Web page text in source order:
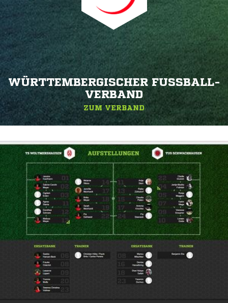
WÜRTTEMBERGISCHER FUSSBALL-V
ERBAND
ZUM VERBAND